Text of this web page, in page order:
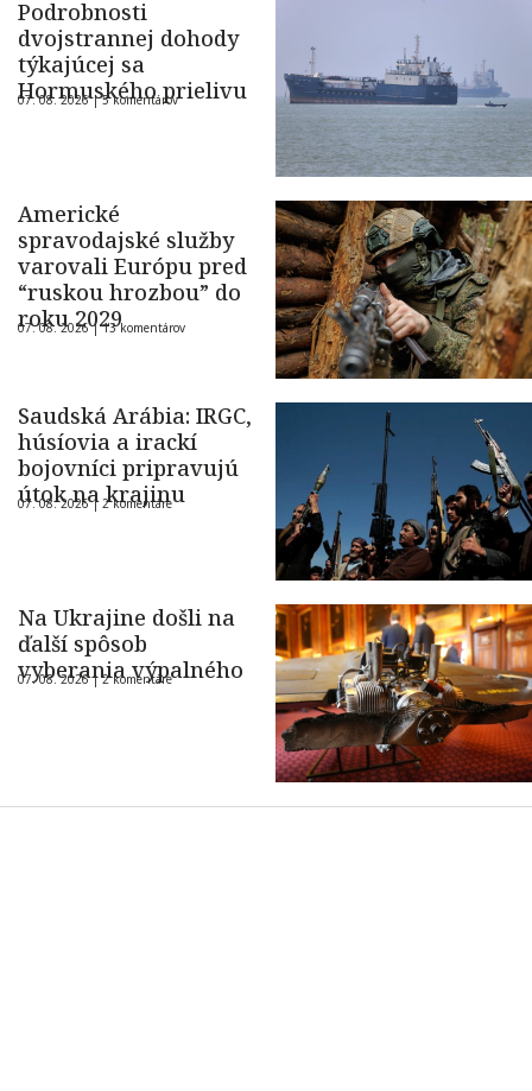
Podrobnosti
dvojstrannej dohody
týkajúcej sa
Hormuského prielivu
07. 08. 2026 |5 komentárov
Americké
spravodajské služby
varovali Európu pred
“ruskou hrozbou” do
roku 2029
07. 08. 2026 |13 komentárov
Saudská Arábia: IRGC,
húsíovia a irackí
bojovníci pripravujú
útok na krajinu
07. 08. 2026 | 2 komentáre
Na Ukrajine došli na
ďalší spôsob
vyberania výpalného
07. 08. 2026 |2 komentáre